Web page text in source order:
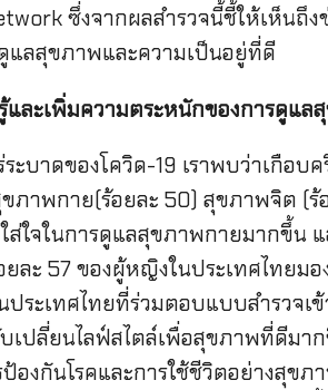
ซึ่งจากผลสำรวจนี้ชี้ให้เห็นถึง
แลสุขภาพและความเป็นอยู่ที่ดี
และเพิ่มความตระหนักของการดูแ
ะบาดของโควิด-19 เราพบว่าเกื
ภาพกาย(ร้อยละ 50) สุขภาพจิต (ร้
ส่ใจในการดูแลสุขภาพกายมากขึ้น
ละ 57 ของผู้หญิงในประเทศไทยม
ระเทศไทยที่ร่วมตอบแบบสำรวจเ
เปลี่ยนไลฟ์สไตล์เพื่อสุขภาพที่ดีม
องกันโรคและการใช้ชีวิตอย่างสุข